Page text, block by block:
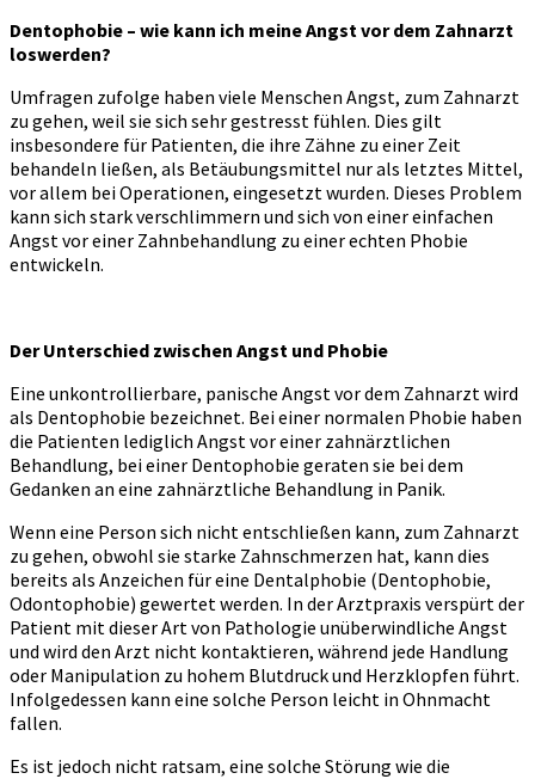
Dentophobie – wie kann ich meine Angst vor dem Zahnarzt
loswerden?
Umfragen zufolge haben viele Menschen Angst, zum Zahnarzt
zu gehen, weil sie sich sehr gestresst fühlen. Dies gilt
insbesondere für Patienten, die ihre Zähne zu einer Zeit
behandeln ließen, als Betäubungsmittel nur als letztes Mittel,
vor allem bei Operationen, eingesetzt wurden. Dieses Problem
kann sich stark verschlimmern und sich von einer einfachen
Angst vor einer Zahnbehandlung zu einer echten Phobie
entwickeln.
Der Unterschied zwischen Angst und Phobie
Eine unkontrollierbare, panische Angst vor dem Zahnarzt wird
als Dentophobie bezeichnet. Bei einer normalen Phobie haben
die Patienten lediglich Angst vor einer zahnärztlichen
Behandlung, bei einer Dentophobie geraten sie bei dem
Gedanken an eine zahnärztliche Behandlung in Panik.
Wenn eine Person sich nicht entschließen kann, zum Zahnarzt
zu gehen, obwohl sie starke Zahnschmerzen hat, kann dies
bereits als Anzeichen für eine Dentalphobie (Dentophobie,
Odontophobie) gewertet werden. In der Arztpraxis verspürt der
Patient mit dieser Art von Pathologie unüberwindliche Angst
und wird den Arzt nicht kontaktieren, während jede Handlung
oder Manipulation zu hohem Blutdruck und Herzklopfen führt.
Infolgedessen kann eine solche Person leicht in Ohnmacht
fallen.
Es ist jedoch nicht ratsam, eine solche Störung wie die